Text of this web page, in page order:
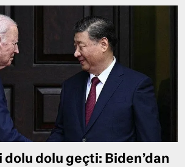
dolu dolu geçti: Biden’dan